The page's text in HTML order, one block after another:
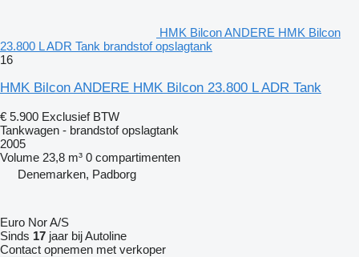
HMK Bilcon ANDERE HMK Bilcon
23.800 L ADR Tank brandstof opslagtank
16
HMK Bilcon ANDERE HMK Bilcon 23.800 L ADR Tank
€ 5.900 Exclusief BTW
Tankwagen - brandstof opslagtank
2005
Volume 23,8 m³ 0 compartimenten
Denemarken, Padborg
Euro Nor A/S
Sinds 17 jaar bij Autoline
Contact opnemen met verkoper